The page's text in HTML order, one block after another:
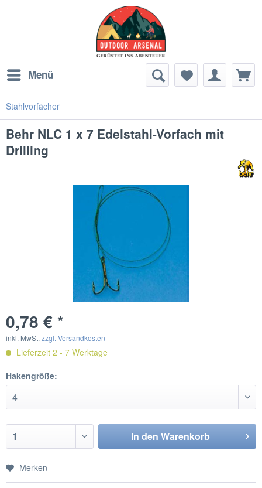
Menü
Stahlvorfächer
Behr NLC 1 x 7 Edelstahl-Vorfach mit
Drilling
0,78 € *
inkl. MwSt. zzgl. Versandkosten
Lieferzeit 2 - 7 Werktage
Hakengröße:
In den Warenkorb
Merken